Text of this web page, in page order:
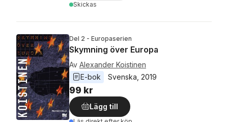
Skickas
Del 2 - Europaserien
Skymning över Europa
Av Alexander Koistinen
E-bok
Svenska 2019
99 kr
Lägg till